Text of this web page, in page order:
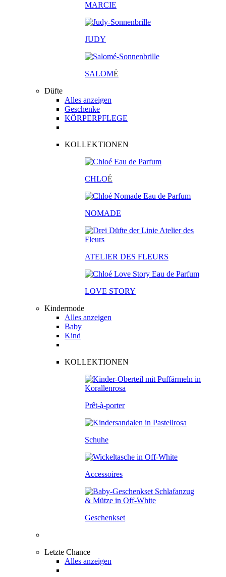
MARCIE
JUDY
SALOMÉ
Düfte
Alles anzeigen
Geschenke
KÖRPERPFLEGE
KOLLEKTIONEN
CHLOÉ
NOMADE
ATELIER DES FLEURS
LOVE STORY
Kindermode
Alles anzeigen
Baby
Kind
KOLLEKTIONEN
Prêt-à-porter
Schuhe
Accessoires
Geschenkset
Letzte Chance
Alles anzeigen